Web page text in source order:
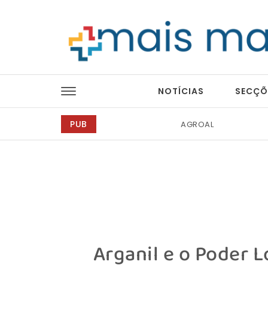
NOTÍCIAS
PUB Bondex
Arganil e o Poder